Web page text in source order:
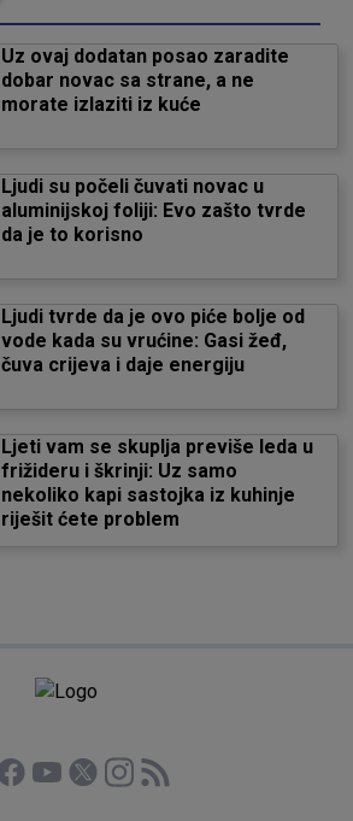
Uz ovaj dodatan posao zaradite
dobar novac sa strane, a ne
morate izlaziti iz kuće
Ljudi su počeli čuvati novac u
aluminijskoj foliji: Evo zašto tvrde
da je to korisno
Ljudi tvrde da je ovo piće bolje od
vode kada su vrućine: Gasi žeđ,
čuva crijeva i daje energiju
Ljeti vam se skuplja previše leda u
frižideru i škrinji: Uz samo
nekoliko kapi sastojka iz kuhinje
riješit ćete problem